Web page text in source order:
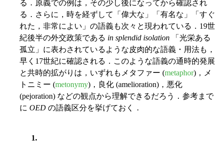
る．原義での例は，その少し後になってから確認され
る．さらに，時を経ずして「偉大な」「有名な」「すぐ
れた，非常によい」の語義も次々と現われている．19世
紀後半の外交政策である in splendid isolation 「光栄ある
孤立」に表わされているような皮肉的な語義・用法も，
早く17世紀に確認される．このような語義の通時的発展
と共時的拡がりは，いずれもメタファー (metaphor)，メ
トニミー (metonymy)，良化 (amelioration)，悪化
(pejoration) などの観点から理解できるだろう．参考まで
に OED の語義区分を挙げておく．
1.